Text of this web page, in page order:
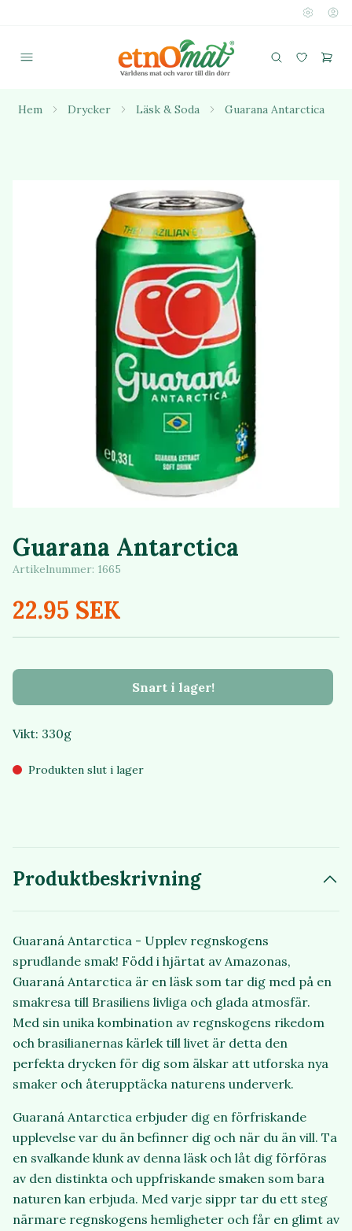
Hem Drycker Läsk & Soda Guarana Antarctica
Guarana Antarctica
Artikelnummer: 1665
22.95 SEK
Snart i lager!
Vikt: 330g
Produkten slut i lager
Produktbeskrivning
Guaraná Antarctica - Upplev regnskogens
sprudlande smak! Född i hjärtat av Amazonas,
Guaraná Antarctica är en läsk som tar dig med på en
smakresa till Brasiliens livliga och glada atmosfär.
Med sin unika kombination av regnskogens rikedom
och brasilianernas kärlek till livet är detta den
perfekta drycken för dig som älskar att utforska nya
smaker och återupptäcka naturens underverk.
Guaraná Antarctica erbjuder dig en förfriskande
upplevelse var du än befinner dig och när du än vill. Ta
en svalkande klunk av denna läsk och låt dig förföras
av den distinkta och uppfriskande smaken som bara
naturen kan erbjuda. Med varje sippr tar du ett steg
närmare regnskogens hemligheter och får en glimt av